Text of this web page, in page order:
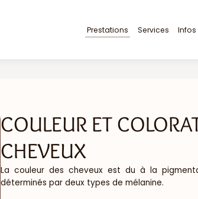
Prestations Services Infos
COULEUR ET
CHEVEUX
La couleur des cheveux est du à la
déterminés par deux types de mélanine.